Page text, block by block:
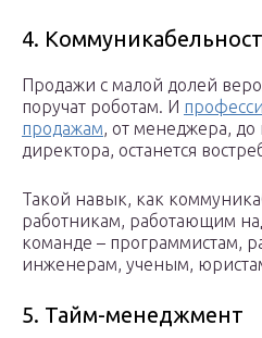
4.
Продажи с малой долей
поручат роботам. И
продажам, от менеджера, до
директора, останется
Такой навык, как
работникам, работающим
команде – программистам,
инженерам, ученым,
5. Тайм-менеджмент